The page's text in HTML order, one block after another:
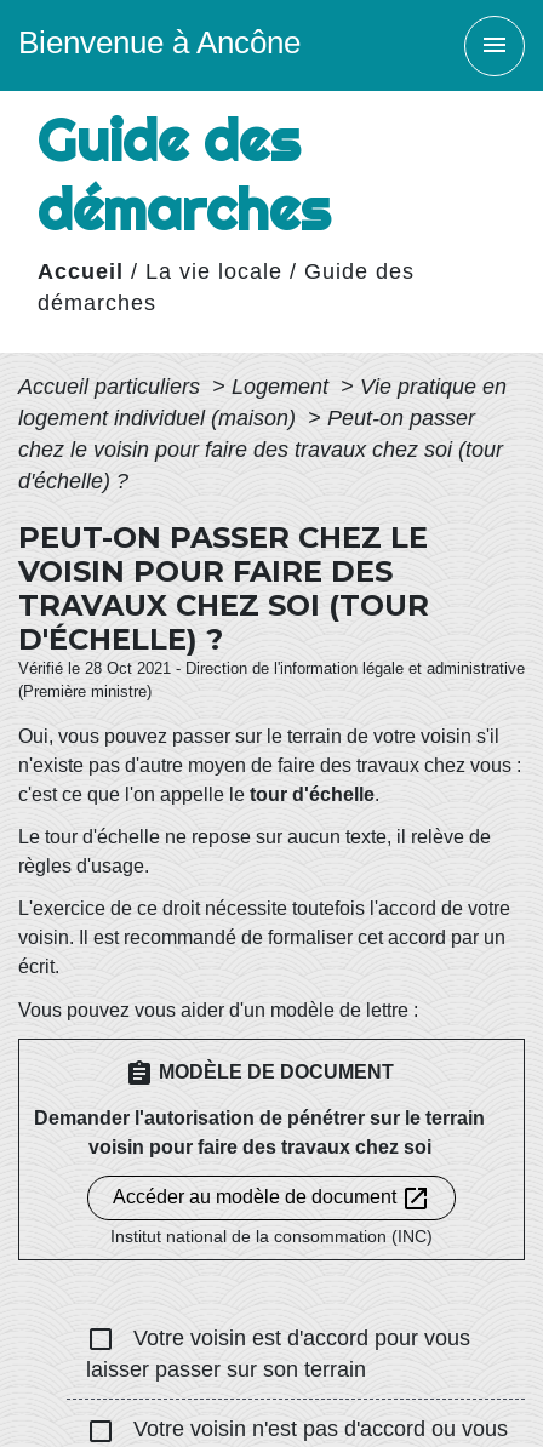
Bienvenue à Ancône menu
Guide des
démarches
Accueil / La vie locale / Guide des
démarches
Accueil particuliers > Logement > Vie pratique en
logement individuel (maison) > Peut-on passer
chez le voisin pour faire des travaux chez soi (tour
d'échelle) ?
PEUT-ON PASSER CHEZ LE
VOISIN POUR FAIRE DES
TRAVAUX CHEZ SOI (TOUR
D'ÉCHELLE) ?
Vérifié le 28 Oct 2021 - Direction de l'information légale et administrative
(Première ministre)
Oui, vous pouvez passer sur le terrain de votre voisin s'il
n'existe pas d'autre moyen de faire des travaux chez vous :
c'est ce que l'on appelle le tour d'échelle.
Le tour d'échelle ne repose sur aucun texte, il relève de
règles d'usage.
L'exercice de ce droit nécessite toutefois l'accord de votre
voisin. Il est recommandé de formaliser cet accord par un
écrit.
Vous pouvez vous aider d'un modèle de lettre :
assignment MODÈLE DE DOCUMENT
Demander l'autorisation de pénétrer sur le terrain
voisin pour faire des travaux chez soi
Accéder au modèle de document open_in_new
Institut national de la consommation (INC)
check_box_outline_blank
Votre voisin est d'accord pour vous
laisser passer sur son terrain
check_box_outline_blank
Votre voisin n'est pas d'accord ou vous